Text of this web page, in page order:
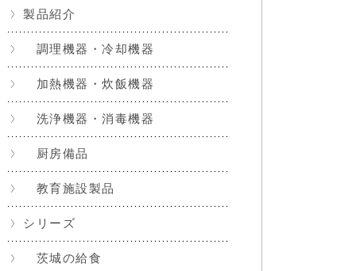
製品紹介
調理機器・冷却機器
加熱機器・炊飯機器
洗浄機器・消毒機器
厨房備品
教育施設製品
シリーズ
茨城の給食